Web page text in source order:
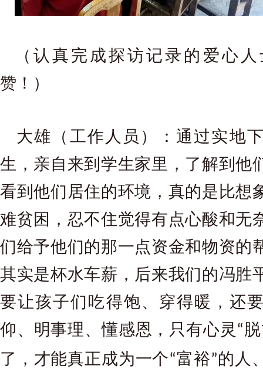
（认真完成探访记录的爱心
赞！）
大雄（工作人员）：通过实地
生，亲自来到学生家里，了解到他
看到他们居住的环境，真的是比想
难贫困，忍不住觉得有点心酸和无
们给予他们的那一点资金和物资的
其实是杯水车薪，后来我们的冯胜
要让孩子们吃得饱、穿得暖，还
仰、明事理、懂感恩，只有心灵 “
了，才能真正成为一个“富裕”的人